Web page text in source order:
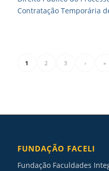
Contratação Temporária
1 2 3 › »
FUNDAÇÃO FACELI
Fundação Faculdades